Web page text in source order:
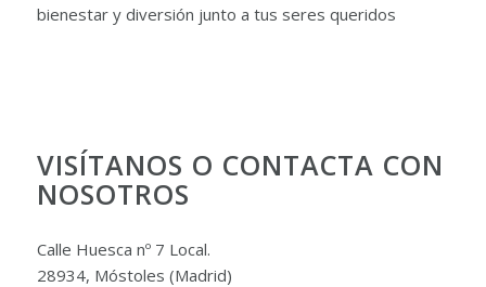
bienestar y diversión junto a tus seres queridos
VISÍTANOS O CONTACTA CON
NOSOTROS
Calle Huesca nº 7 Local.
28934, Móstoles (Madrid)